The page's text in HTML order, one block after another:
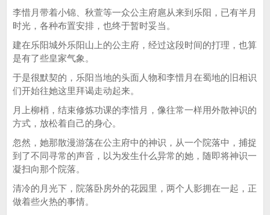
李惜月带着小锦、秋萱等一众公主府扈从来到乐阳，已有半月
时光，各种布置安排，也终于暂时妥当。
建在乐阳城外乐阳山上的公主府，经过这段时间的打理，也算
是有了些皇家气象。
于是很默契的，乐阳当地的头面人物和李惜月在蜀地的旧相识
们开始往她这里拜谒走动起来。
月上柳梢，结束修炼功课的李惜月，像往常一样用外散神识的
方式，放松着自己的身心。
忽然，她那散漫游荡在公主府中的神识，从一个院落中，捕捉
到了不同寻常的声音，以为发生什么异常的她，随即将神识一
凝扫向那个院落。
清冷的月光下，院落卧房外的花园里，两个人影拥在一起，正
做着些火热的事情。